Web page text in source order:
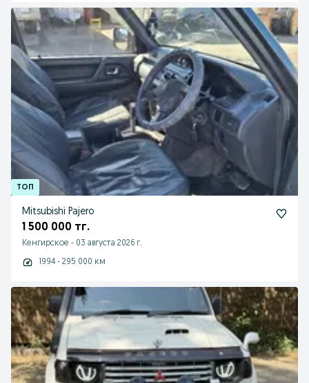
Mitsubishi Pajero
1 500 000 тг.
Кенгирское - 03 августа 2026 г.
1994 - 295 000 км